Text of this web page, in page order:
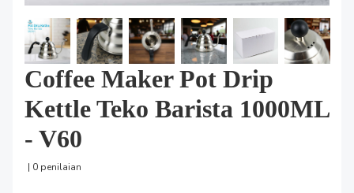
Coffee Maker Pot Drip
Kettle Teko Barista 1000ML
- V60
| 0 penilaian